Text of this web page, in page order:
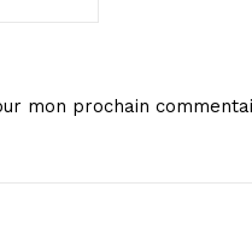
mon prochain